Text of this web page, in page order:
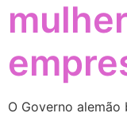
O Governo